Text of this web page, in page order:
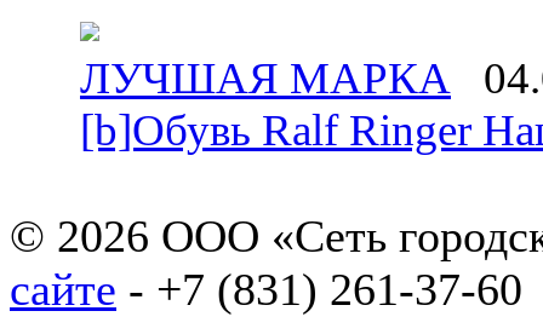
ЛУЧШАЯ МАРКА
[b]Обувь Ralf Ringer
© 2026 ООО «Сеть
сайте - +7 (831) 261-37-60